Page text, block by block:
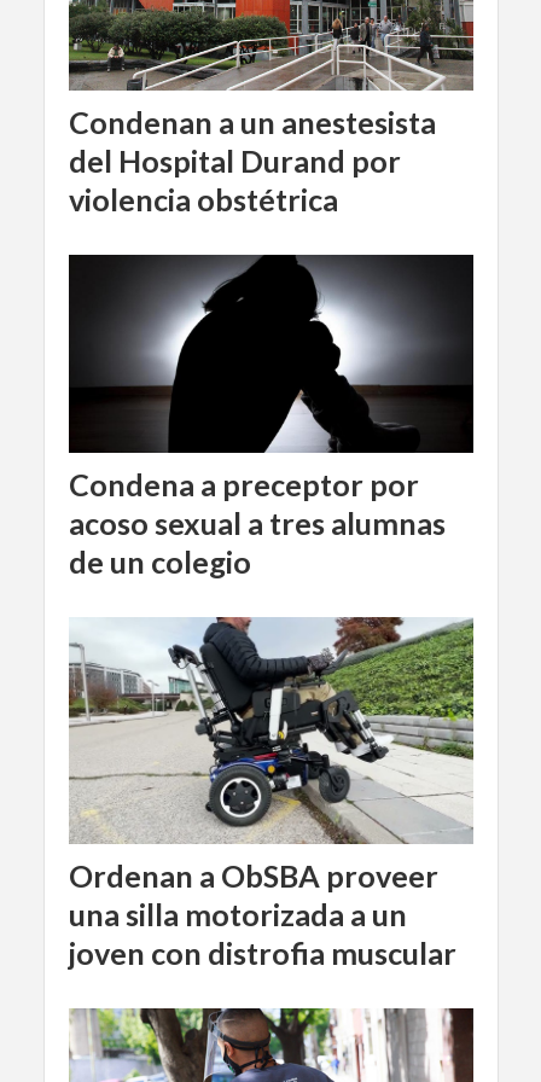
Condenan a un anestesista
del Hospital Durand por
violencia obstétrica
Condena a preceptor por
acoso sexual a tres alumnas
de un colegio
Ordenan a ObSBA proveer
una silla motorizada a un
joven con distrofia muscular